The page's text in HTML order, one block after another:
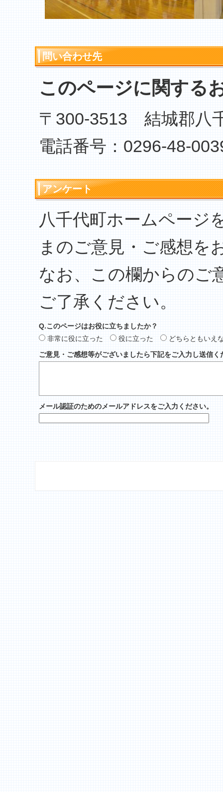
問い合わせ先
このページに関する
〒300-3513 結城郡八
電話番号：0296-48-
アンケート
八千代町ホームページ
まのご意見・ご感想を
なお、この欄からのご
ご了承ください。
Q.このページはお役に立ちましたか？
非常に役に立った
役に立った
どちらともいえ
ご意見・ご感想等がございましたら下記をご入力し送信く
メール認証のためのメールアドレスをご入力ください。